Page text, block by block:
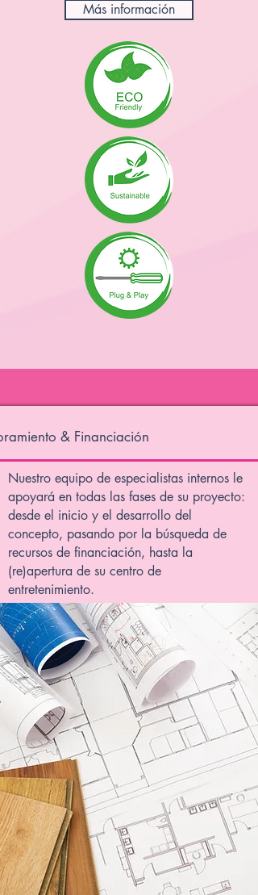
Más información
& Financiación
Nuestro equipo de especialistas internos le
apoyará en todas las fases de su proyecto:
desde el inicio y el desarrollo del
concepto, pasando por la búsqueda de
recursos de financiación, hasta la
(re)apertura de su centro de
entretenimiento.